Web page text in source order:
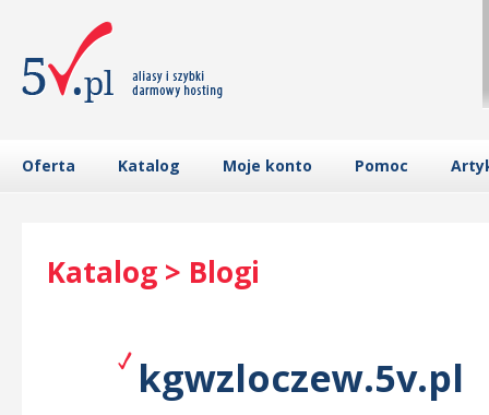
Oferta Katalog Moje konto Pomoc
Katalog > Blogi
kgwzloczew.5v.pl